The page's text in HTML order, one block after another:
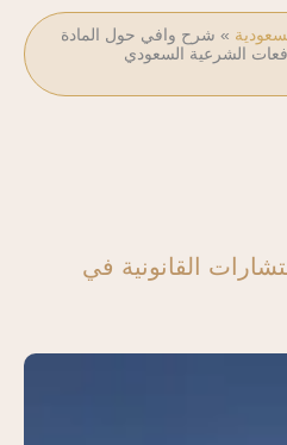
» شرح وافي حول المادة
القانونية في